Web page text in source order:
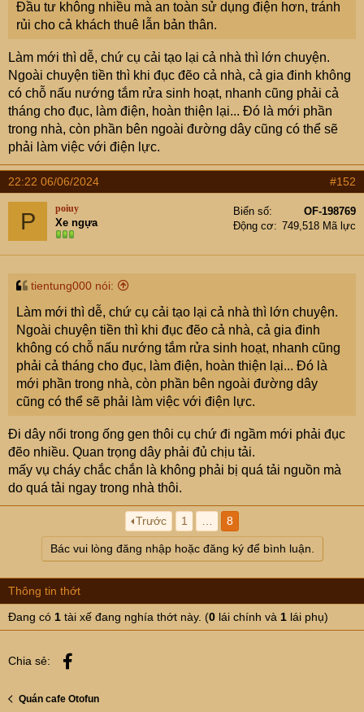
Đầu tư không nhiều mà an toàn sử dụng điện hơn, tránh
rủi cho cả khách thuê lẫn bản thân.
Làm mới thì dễ, chứ cụ cải tạo lại cả nhà thì lớn chuyện.
Ngoài chuyện tiền thì khi đục đẽo cả nhà, cả gia đinh không
có chỗ nấu nướng tắm rửa sinh hoạt, nhanh cũng phải cả
tháng cho đục, làm điện, hoàn thiện lại... Đó là mới phần
trong nhà, còn phần bên ngoài đường dây cũng có thể sẽ
phải làm việc với điện lực.
22:22 06/06/2024 #152
P poiuy
Xe ngựa
Biển số
OF-198769
Động cơ
749,518 Mã lực
tientung000 nói:
Làm mới thì dễ, chứ cụ cải tạo lại cả nhà thì lớn chuyện.
Ngoài chuyện tiền thì khi đục đẽo cả nhà, cả gia đinh
không có chỗ nấu nướng tắm rửa sinh hoạt, nhanh cũng
phải cả tháng cho đục, làm điện, hoàn thiện lại... Đó là
mới phần trong nhà, còn phần bên ngoài đường dây
cũng có thể sẽ phải làm việc với điện lực.
Đi dây nổi trong ống gen thôi cụ chứ đi ngầm mới phải đục
đẽo nhiều. Quan trọng dây phải đủ chịu tải.
mấy vụ cháy chắc chắn là không phải bị quá tải nguồn mà
do quá tải ngay trong nhà thôi.
Trước 1 8
Bác vui lòng đăng nhập hoặc đăng ký để bình luận.
Thông tin thớt
Đang có 1 tài xế đang nghía thớt này. (0 lái chính và 1 lái phụ)
Chia sẻ:
Quán cafe Otofun